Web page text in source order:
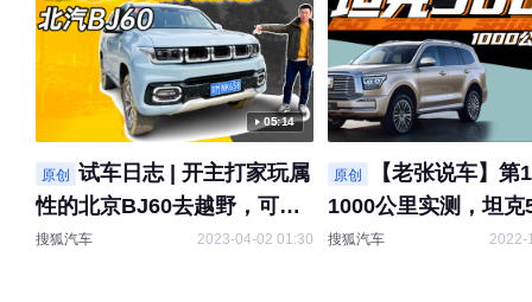
05:14
原创
试车日志 | 开主打家玩属
性的北京BJ60去越野，可太
舒服了
搜狐汽车 2023-04-02 01:30
原创
【老张说车】第
1000公里实测，坦克
人！
搜狐汽车 2022-